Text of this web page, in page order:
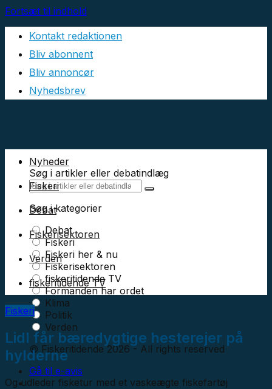
Fortsæt til indhold
Kontakt redaktionen
Bliv abonnent
Bliv annoncør
Nyhedsbrev
Søg i artikler eller debatindlæg
Søg i kategorier
Debat
Fiskeri
Fiskeri her & nu
Fiskerisektoren
fiskeritidende TV
Formanden har ordet
Klima
Politik
Verden
© Fiskeritidende 2026 - All rights reserved
Gå til e-avis
Nyheder
Fiskeri
Debat
Fiskerisektoren
Verden
fiskeritidende TV
Fiskeri
Lidl får bæredygtige hesterejer på
hylderne
Og udleder fisketur med et vaskeægte fiskefartøj